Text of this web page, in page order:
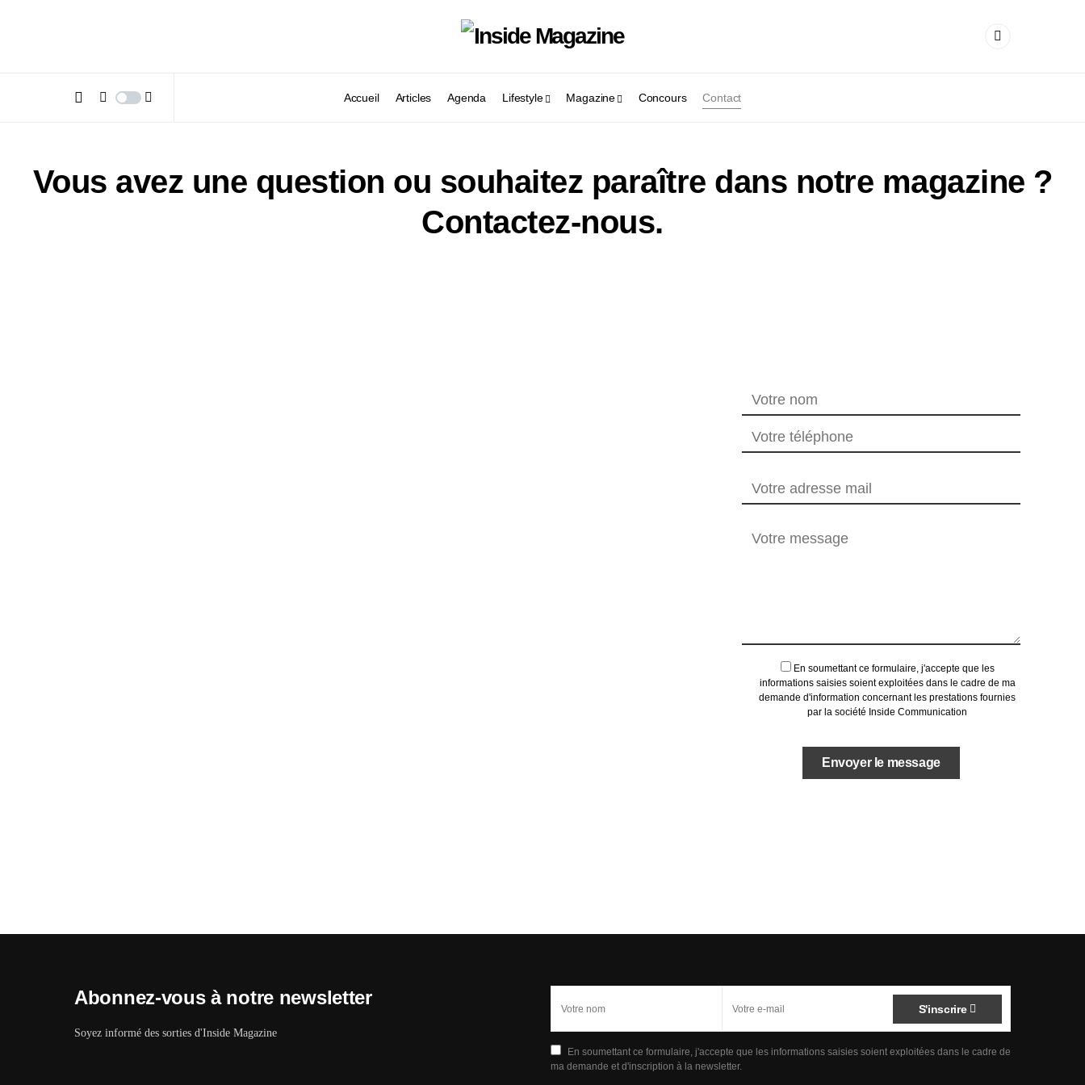
Accueil Articles Agenda Lifestyle Magazine Concours Contact
Vous avez une question ou souhaitez paraître dans notre magazine ?
Contactez-nous.
En soumettant ce formulaire, j'accepte que les
informations saisies soient exploitées dans le cadre de ma
demande d'information concernant les prestations fournies
par la société Inside Communication
Abonnez-vous à notre newsletter
Soyez informé des sorties d'Inside Magazine
S'inscrire
En soumettant ce formulaire, j'accepte que les informations saisies soient exploitées dans le cadre de
ma demande et d'inscription à la newsletter.